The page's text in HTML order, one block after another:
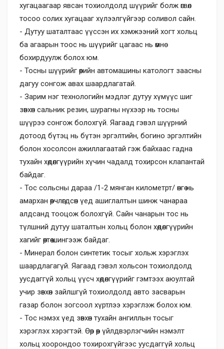
хугацаагаар явсан тохиолдолд шүүрийг болж өгвөл
тосоо солих хугацааг хүлээлгүйгээр соливол сайн.
- Дутуу шаталтаас үүссэн их хэмжээний хогт хольц
ба агаарын тоос нь шүүрийг цагаас нь өмнө
бохирдуулж болох юм.
- Тосны шүүрийг өөрийн автомашины катологт заасны
дагуу сонгож авах шаардлагатай.
- Зарим нэг технологийн мэдлэг дутуу хүмүүс шиг
зөвхөн сальник резин, шурагны нүхээр нь тосны
шүүрээ сонгож болохгүй. Яагаад гэвэл шүүрний
дотоод бүтэц нь бүтэн эргэлтийн, богино эргэлтийн
болон хосолсон ажиллагаатай гэж байхаас гадна
тухайн хөдөлгүүрийн хүчин чадалд тохирсон клапантай
байдаг.
- Тос сольсны дараа /1-2 мянган километрт/ өнгө нь
амархан өөрчлөгдсөн үед ашиглалтын шинж чанараа
алдсанд тооцож болохгүй. Сайн чанарын тос нь
түлшний дутуу шаталтын хольц болон хөдөлгүүрийн
хагийг өөртөө шингээж байдаг.
- Минерал болон синтетик тосыг хольж хэрэглэх
шаардлагагүй. Яагаад гэвэл хольсон тохиолдолд
уусдаггүй хольц үүсч хөдөлгүүрийг гэмтээх аюултай
учир зөвхөн зайлшгүй тохиолдолд авто засварын
газар болон зогсоол хүртлээ хэрэглэж болох юм.
- Тос нэмэх үед зөвхөн тухайн ангиллын тосыг
хэрэглэх хэрэгтэй. Өөр өөр үйлдвэрлэгчийн нэмэлт
хольц хоорондоо тохирохгүйгээс уусдаггүй хольц